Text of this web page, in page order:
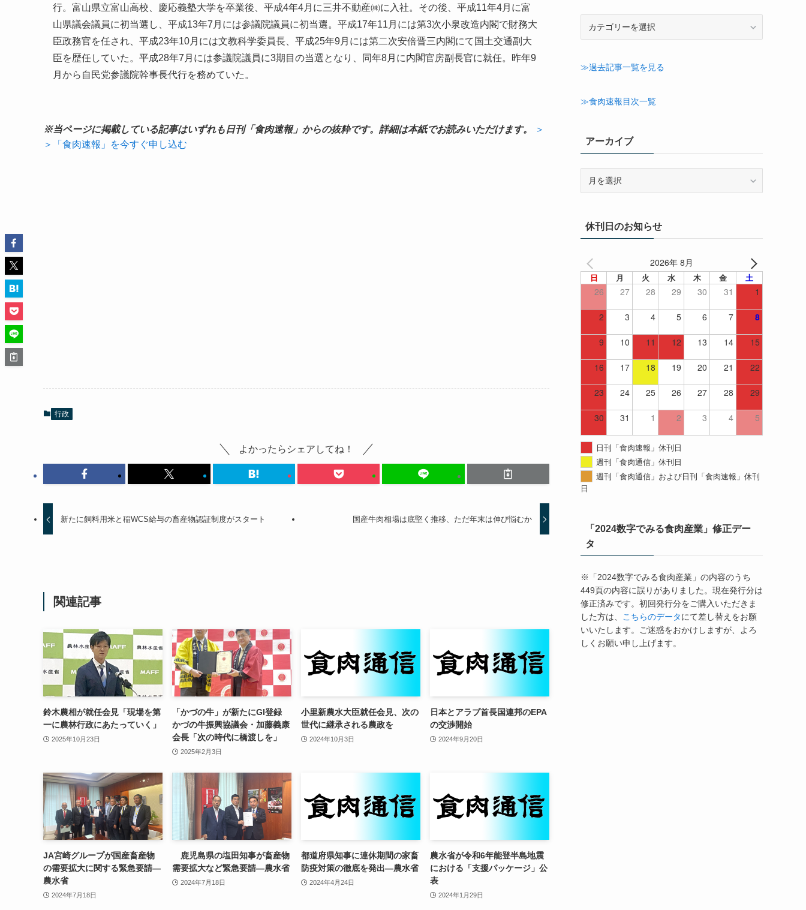
行。富山県立富山高校、慶応義塾大学を卒業後、平成4年4月に三井不動産㈱に入社。その後、平成11年4月に富
山県議会議員に初当選し、平成13年7月には参議院議員に初当選。平成17年11月には第3次小泉改造内閣で財務大
臣政務官を任され、平成23年10月には文教科学委員長、平成25年9月には第二次安倍晋三内閣にて国土交通副大
臣を歴任していた。平成28年7月には参議院議員に3期目の当選となり、同年8月に内閣官房副長官に就任。昨年9
月から自民党参議院幹事長代行を務めていた。
※当ページに掲載している記事はいずれも日刊「食肉速報」からの抜粋です。詳細は本紙でお読みいただけます。
＞
＞「食肉速報」を今すぐ申し込む
行政
よかったらシェアしてね！
新たに飼料用米と稲WCS給与の畜産物認証制度がスタート 国産牛肉相場は底堅く推移、ただ年末は伸び悩むか
関連記事
鈴木農相が就任会見「現場を第
一に農林行政にあたっていく」
2025年10月23日
「かづの牛」が新たにGI登録
かづの牛振興協議会・加藤義康
会長「次の時代に橋渡しを」
2025年2月3日
小里新農水大臣就任会見、次の
世代に継承される農政を
2024年10月3日
日本とアラブ首長国連邦のEPA
の交渉開始
2024年9月20日
JA宮崎グループが国産畜産物
の需要拡大に関する緊急要請—
農水省
2024年7月18日
鹿児島県の塩田知事が畜産物
需要拡大など緊急要請—農水省
2024年7月18日
都道府県知事に連休期間の家畜
防疫対策の徹底を発出—農水省
2024年4月24日
農水省が令和6年能登半島地震
における「支援パッケージ」公
表
2024年1月29日
ゴ
ー
≫過去記事一覧を見る
≫食肉速報目次一覧
アーカイブ
ブ休刊日のお知らせ
2026年 8月
日 月 火 水 木 金 土
26 27 28 29 30 31 1
2 3 4 5 6 7 8
9 10 11 12 13 14 15
16 17 18 19 20 21 22
23 24 25 26 27 28 29
30 31 1 2 3 4 5
日刊「食肉速報」休刊日
週刊「食肉通信」休刊日
週刊「食肉通信」および日刊「食肉速報」休刊
日
「2024数字でみる食肉産業」修正デー
タ
※「2024数字でみる食肉産業」の内容のうち
449頁の内容に誤りがありました。現在発行分は
修正済みです。初回発行分をご購入いただきま
した方は、
こちらのデータにて差し替えをお願
いいたします。ご迷惑をおかけしますが、よろ
しくお願い申し上げます。